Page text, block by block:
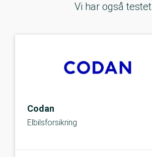
Vi har også testet
Codan
Elbilsforsikring